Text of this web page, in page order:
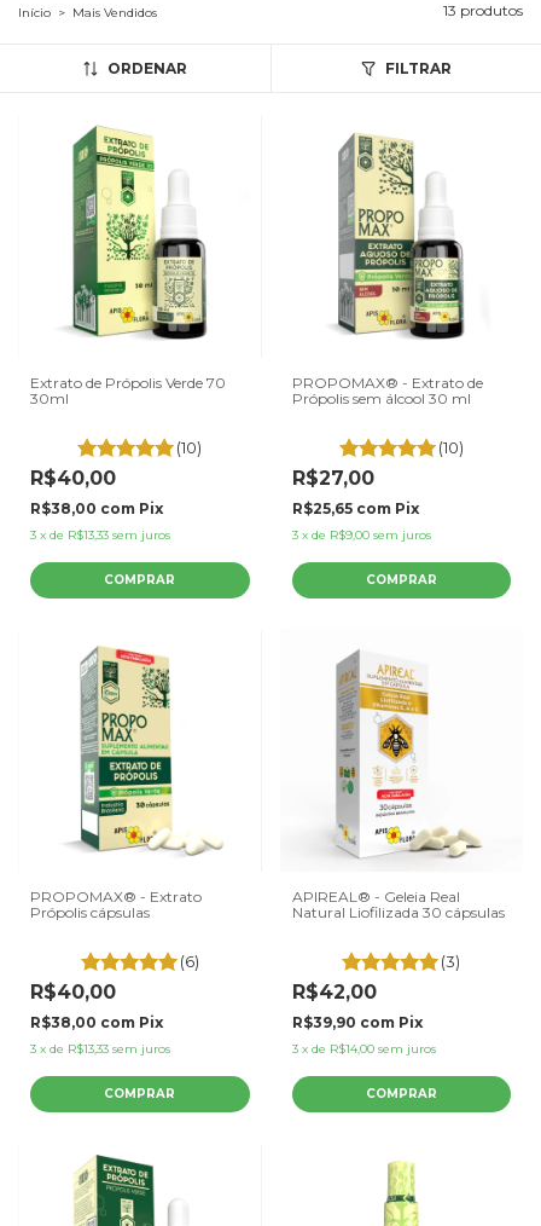
Início > Mais Vendidos 13 produtos
ORDENAR FILTRAR
Extrato de Própolis Verde 70
30ml
(10)
R$40,00
R$38,00 com Pix
3 x de R$13,33 sem juros
PROPOMAX® - Extrato de
Própolis sem álcool 30 ml
(10)
R$27,00
R$25,65 com Pix
3 x de R$9,00 sem juros
PROPOMAX® - Extrato
Própolis cápsulas
(6)
R$40,00
R$38,00 com Pix
3 x de R$13,33 sem juros
APIREAL® - Geleia Real
Natural Liofilizada 30 cápsulas
(3)
R$42,00
R$39,90 com Pix
3 x de R$14,00 sem juros